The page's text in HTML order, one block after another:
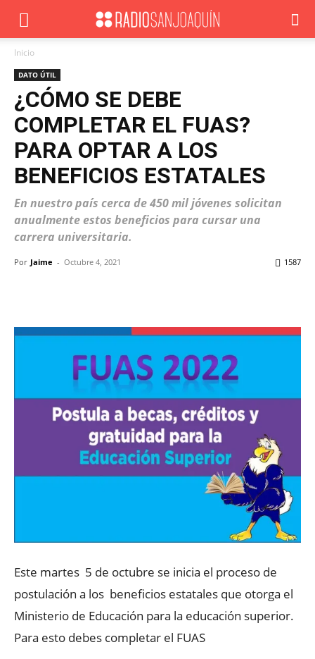
Inicio
DATO ÚTIL
¿CÓMO SE DEBE
COMPLETAR EL FUAS?
PARA OPTAR A LOS
BENEFICIOS ESTATALES
En nuestro país cerca de 450 mil jóvenes solicitan
anualmente estos beneficios para cursar una
carrera universitaria.
Por Jaime - Octubre 4, 2021 1587
Este martes 5 de octubre se inicia el proceso de
postulación a los beneficios estatales que otorga el
Ministerio de Educación para la educación superior.
Para esto debes completar el FUAS